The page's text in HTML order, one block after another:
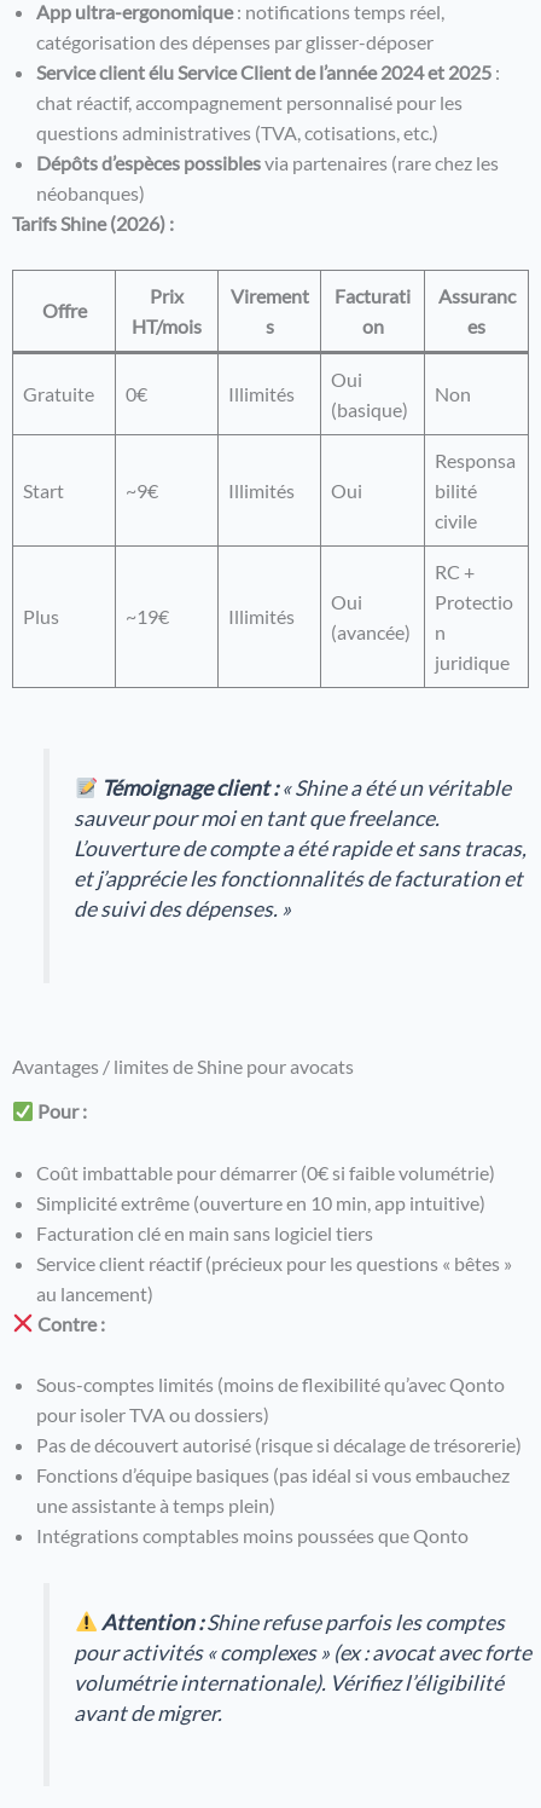
App ultra-ergonomique: notifications temps réel,
catégorisation des dépenses par glisser-déposer
Service client élu Service Client de l’année 2024 et 2025 :
chat réactif, accompagnement personnalisé pour les
questions administratives (TVA, cotisations, etc.)
Dépôts d’espèces possiblesvia partenaires (rare chez les
néobanques)
Tarifs Shine (2026) :
Offre
Prix
HT/mois
Virement
s
Facturati
on
Assuranc
es
Gratuite 0€ Illimités
Oui
(basique)
Non
Start ~9€ Illimités Oui
Responsa
bilité
civile
Plus ~19€ Illimités
Oui
(avancée)
RC +
Protectio
n
juridique
Témoignage client :« Shine a été un véritable
sauveur pour moi en tant que freelance.
L’ouverture de compte a été rapide et sans tracas,
et j’apprécie les fonctionnalités de facturation et
de suivi des dépenses. »
Avantages / limites de Shine pour avocats
Pour :
Coût imbattable pour démarrer (0€ si faible volumétrie)
Simplicité extrême (ouverture en 10 min, app intuitive)
Facturation clé en main sans logiciel tiers
Service client réactif (précieux pour les questions « bêtes »
au lancement)
Contre :
Sous-comptes limités (moins de flexibilité qu’avec Qonto
pour isoler TVA ou dossiers)
Pas de découvert autorisé (risque si décalage de trésorerie)
Fonctions d’équipe basiques (pas idéal si vous embauchez
une assistante à temps plein)
Intégrations comptables moins poussées que Qonto
Attention :Shine refuse parfois les comptes
pour activités « complexes » (ex : avocat avec forte
volumétrie internationale). Vérifiez l’éligibilité
avant de migrer.